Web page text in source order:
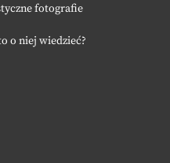
fotografie
o niej wiedzieć?